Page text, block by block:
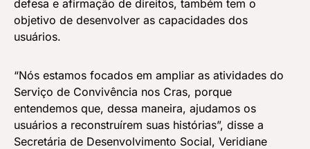
defesa e afirmação de direitos, também tem o
objetivo de desenvolver as capacidades dos
usuários.
“Nós estamos focados em ampliar ⁠as atividades do
Serviço de Convivência nos Cras, porque
entendemos que, dessa maneira, ajudamos os
usuários a reconstruírem suas histórias”, disse a
Secretária de Desenvolvimento Social, Veridiane